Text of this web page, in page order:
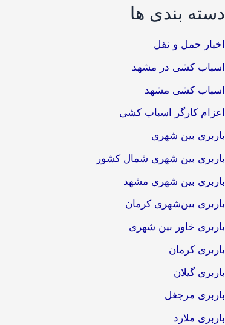
دسته بندی ها
اخبار حمل و نقل
اسباب کشی در مشهد
اسباب کشی مشهد
اعزام کارگر اسباب کشی
باربری بین شهری
باربری بین شهری شمال کشور
باربری بین شهری مشهد
باربری بین‌شهری کرمان
باربری خاور بین شهری
باربری کرمان
باربری گیلان
باربری مرجغل
باربری ملارد